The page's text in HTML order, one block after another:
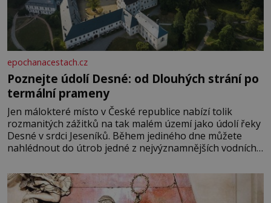
epochanacestach.cz
Poznejte údolí Desné: od Dlouhých strání po
termální prameny
Jen málokteré místo v České republice nabízí tolik
rozmanitých zážitků na tak malém území jako údolí řeky
Desné v srdci Jeseníků. Během jediného dne můžete
nahlédnout do útrob jedné z nejvýznamnějších vodních
se na koloběžce a den zakončit poznáváním památek ve
Velkých Losinách nebo v termálním